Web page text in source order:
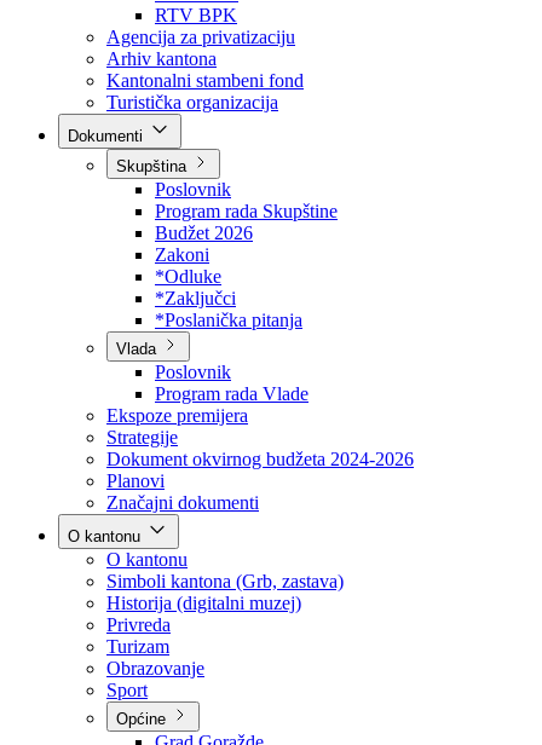
Direkcija za šumarstvo
Javna preduzeća
BPK šume
RTV BPK
Agencija za privatizaciju
Arhiv kantona
Kantonalni stambeni fond
Turistička organizacija
Skupština
Poslovnik
Program rada Skupštine
Budžet 2026
Zakoni
*Odluke
*Zaključci
*Poslanička pitanja
Vlada
Poslovnik
Program rada Vlade
Ekspoze premijera
Strategije
Dokument okvirnog budžeta 2024-2026
Planovi
Značajni dokumenti
O kantonu
O kantonu
Simboli kantona (Grb, zastava)
Historija (digitalni muzej)
Privreda
Turizam
Obrazovanje